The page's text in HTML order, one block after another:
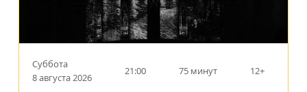
Суббота
8 августа 2026
21:00 75 минут 12+